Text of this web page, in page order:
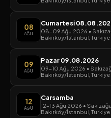
08
AĞU
Cumartesi
08-09 Ağu 2026 •
Bakırköy/İstanbul, Türkiye
09
AĞU
Pazar 09.08.2026
09-10 Ağu 2026 •
Bakırköy/İstanbul, Türkiye
12
AĞU
Carsamba
12-13 Ağu 2026 •
Bakırköy/İstanbul, Türkiye